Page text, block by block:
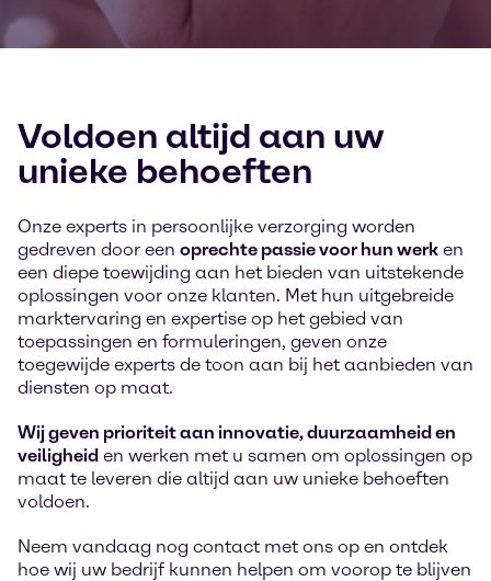
Voldoen altijd aan uw
unieke behoeften
Onze experts in persoonlijke verzorging worden
gedreven door een oprechte passie voor hun werk en
een diepe toewijding aan het bieden van uitstekende
oplossingen voor onze klanten. Met hun uitgebreide
marktervaring en expertise op het gebied van
toepassingen en formuleringen, geven onze
toegewijde experts de toon aan bij het aanbieden van
diensten op maat.
Wij geven prioriteit aan innovatie, duurzaamheid en
veiligheid en werken met u samen om oplossingen op
maat te leveren die altijd aan uw unieke behoeften
voldoen.
Neem vandaag nog contact met ons op en ontdek
hoe wij uw bedrijf kunnen helpen om voorop te blijven